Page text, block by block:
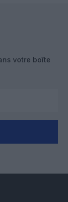
votre boîte